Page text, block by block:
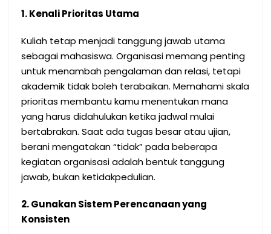
1. Kenali Prioritas Utama
Kuliah tetap menjadi tanggung jawab utama
sebagai mahasiswa. Organisasi memang penting
untuk menambah pengalaman dan relasi, tetapi
akademik tidak boleh terabaikan. Memahami skala
prioritas membantu kamu menentukan mana
yang harus didahulukan ketika jadwal mulai
bertabrakan. Saat ada tugas besar atau ujian,
berani mengatakan “tidak” pada beberapa
kegiatan organisasi adalah bentuk tanggung
jawab, bukan ketidakpedulian.
2. Gunakan Sistem Perencanaan yang
Konsisten